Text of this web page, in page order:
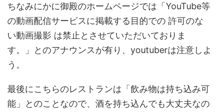
ちなみにかに御殿のホームページでは「YouTube等
の動画配信サービスに掲載する目的での 許可のな
い動画撮影 は禁止とさせていただいておりま
す。」とのアナウンスが有り、youtuberは注意しよ
う。
最後にこちらのレストランは「飲み物は持ち込み可
能」とのことなので、酒を持ち込んでも大丈夫なの